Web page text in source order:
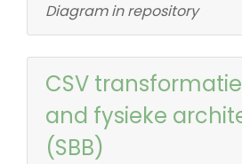
Diagram in repository
CSV
and fysieke
(SBB)